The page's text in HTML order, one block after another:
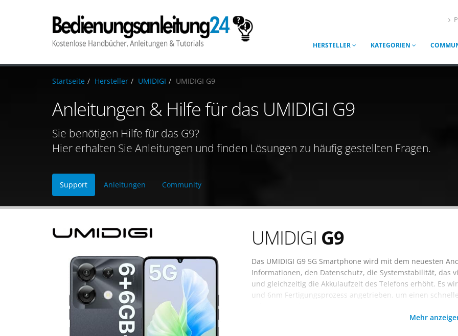
HERSTELLER KATEGORIEN
Startseite Hersteller UMIDIGI UMIDIGI G9
Anleitungen & Hilfe für das UMIDIGI G9
Sie benötigen Hilfe für das G9?
Hier erhalten Sie Anleitungen und finden Lösungen zu häufig gestellten Fragen.
Support Anleitungen Community
UMIDIGI G9
Das UMIDIGI G9 5G Smartphone wird mit dem neuesten
Informationen, den Datenschutz, die Systemstabilität, das
und gleichzeitig die Akkulaufzeit des Telefons erhöht. Es
und 6nm Fertigungsprozess angetrieben, um einen
Mehr